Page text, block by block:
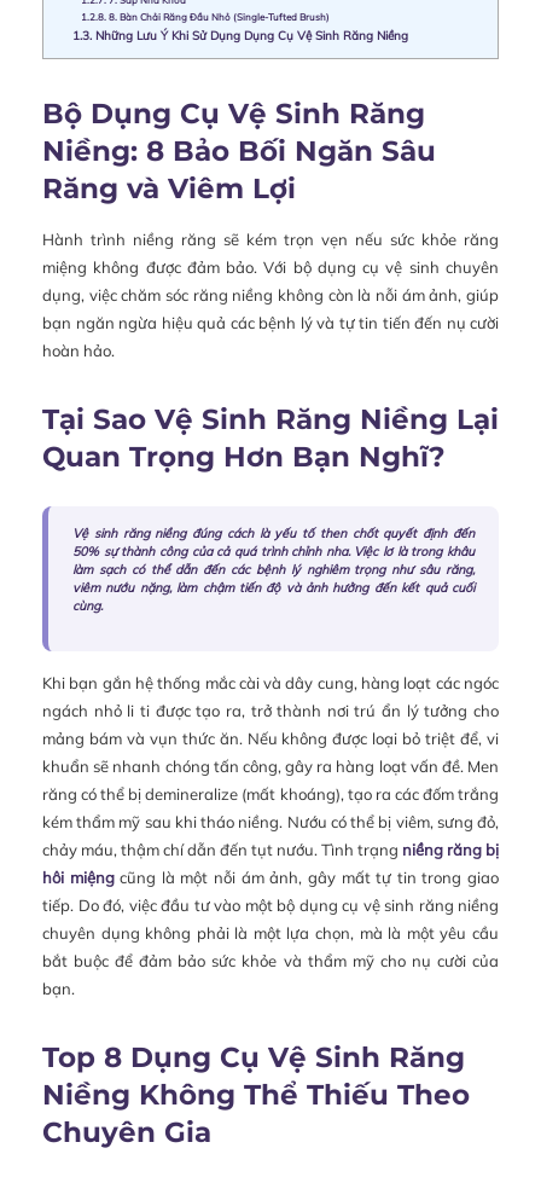
1.2.8. 8. Bàn Chải Răng Đầu Nhỏ (Single-Tufted Brush)
1.3. Những Lưu Ý Khi Sử Dụng Dụng Cụ Vệ Sinh Răng Niềng
Bộ Dụng Cụ Vệ Sinh Răng
Niềng: 8 Bảo Bối Ngăn Sâu
Răng và Viêm Lợi
Hành trình niềng răng sẽ kém trọn vẹn nếu sức khỏe răng
miệng không được đảm bảo. Với bộ dụng cụ vệ sinh chuyên
dụng, việc chăm sóc răng niềng không còn là nỗi ám ảnh, giúp
bạn ngăn ngừa hiệu quả các bệnh lý và tự tin tiến đến nụ cười
hoàn hảo.
Tại Sao Vệ Sinh Răng Niềng Lại
Quan Trọng Hơn Bạn Nghĩ?
Vệ sinh răng niềng đúng cách là yếu tố then chốt quyết định đến
50% sự thành công của cả quá trình chỉnh nha. Việc lơ là trong khâu
làm sạch có thể dẫn đến các bệnh lý nghiêm trọng như sâu răng,
viêm nướu nặng, làm chậm tiến độ và ảnh hưởng đến kết quả cuối
cùng.
Khi bạn gắn hệ thống mắc cài và dây cung, hàng loạt các ngóc
ngách nhỏ li ti được tạo ra, trở thành nơi trú ẩn lý tưởng cho
mảng bám và vụn thức ăn. Nếu không được loại bỏ triệt để, vi
khuẩn sẽ nhanh chóng tấn công, gây ra hàng loạt vấn đề. Men
răng có thể bị demineralize (mất khoáng), tạo ra các đốm trắng
kém thẩm mỹ sau khi tháo niềng. Nướu có thể bị viêm, sưng đỏ,
chảy máu, thậm chí dẫn đến tụt nướu. Tình trạng niềng răng bị
hôi miệngcũng là một nỗi ám ảnh, gây mất tự tin trong giao
tiếp. Do đó, việc đầu tư vào một bộ dụng cụ vệ sinh răng niềng
chuyên dụng không phải là một lựa chọn, mà là một yêu cầu
bắt buộc để đảm bảo sức khỏe và thẩm mỹ cho nụ cười của
bạn.
Top 8 Dụng Cụ Vệ Sinh Răng
Niềng Không Thể Thiếu Theo
Chuyên Gia